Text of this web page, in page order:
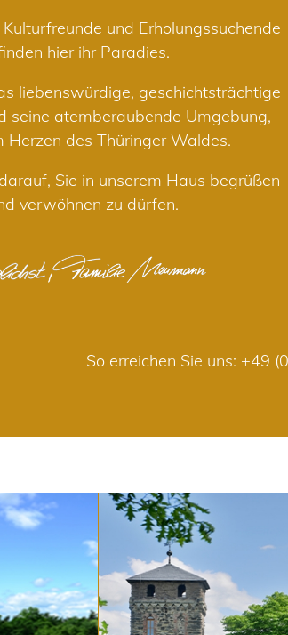
und Erholungssuchende
hier ihr Paradies.
liebenswürdige, geschichtsträchtige
seine atemberaubende Umgebung,
Herzen des Thüringer Waldes.
Sie in unserem Haus begrüßen
verwöhnen zu dürfen.
So erreichen Sie uns: +49